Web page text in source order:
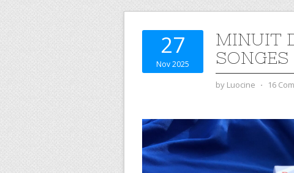
27
Nov 2025
MINUIT
by Luocine ⋅ 16